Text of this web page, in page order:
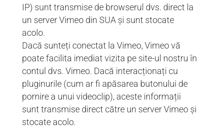
IP) sunt transmise de browserul dvs. direct la
un server Vimeo din SUA și sunt stocate
acolo.
Dacă sunteți conectat la Vimeo, Vimeo vă
poate facilita imediat vizita pe site-ul nostru în
contul dvs. Vimeo. Dacă interacționați cu
pluginurile (cum ar fi apăsarea butonului de
pornire a unui videoclip), aceste informații
sunt transmise direct către un server Vimeo și
stocate acolo.